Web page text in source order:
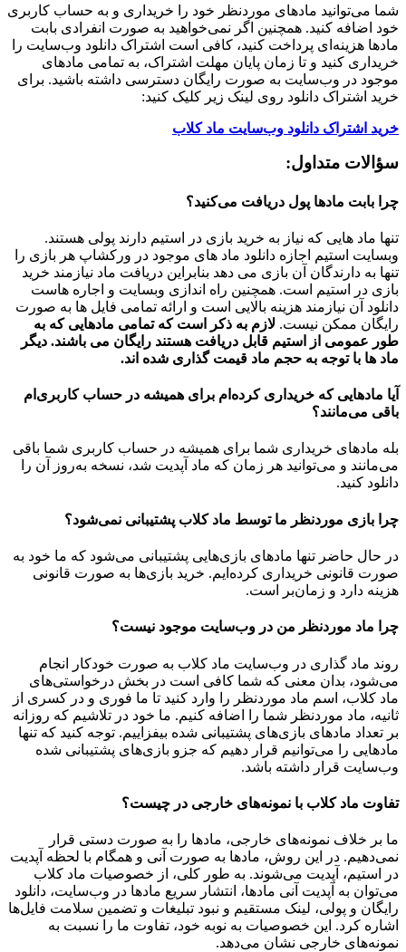
شما می‌توانید مادهای موردنظر خود را خریداری و به حساب کاربری
خود اضافه کنید. همچنین اگر نمی‌خواهید به صورت انفرادی بابت
مادها هزینه‌ای پرداخت کنید، کافی است اشتراک دانلود وب‌سایت را
خریداری کنید و تا زمان پایان مهلت اشتراک، به تمامی مادهای
موجود در وب‌سایت به صورت رایگان دسترسی داشته باشید. برای
خرید اشتراک دانلود روی لینک زیر کلیک کنید:
خرید اشتراک دانلود وب‌سایت ماد کلاب
سؤالات متداول:
چرا بابت مادها پول دریافت می‌کنید؟
تنها ماد هایی که نیاز به خرید بازی در استیم دارند پولی هستند.
وبسایت استیم اجازه دانلود ماد های موجود در ورکشاپ هر بازی را
تنها به دارندگان آن بازی می دهد بنابراین دریافت ماد نیازمند خرید
بازی در استیم است. همچنین راه اندازی وبسایت و اجاره هاست
دانلود آن نیازمند هزینه بالایی است و ارائه تمامی فایل ها به صورت
رایگان ممکن نیست. لازم به ذکر است که تمامی مادهایی که به
طور عمومی از استیم قابل دریافت هستند رایگان می باشند. دیگر
ماد ها با توجه به حجم ماد قیمت گذاری شده اند.
آیا مادهایی که خریداری کرده‌ام برای همیشه در حساب‌ کاربری‌ام
باقی می‌مانند؟
بله مادهای خریداری شما برای همیشه در حساب کاربری شما باقی
می‌مانند و می‌توانید هر زمان که ماد آپدیت شد، نسخه به‌روز آن را
دانلود کنید.
چرا بازی موردنظر ما توسط ماد کلاب پشتیبانی نمی‌شود؟
در حال حاضر تنها مادهای بازی‌هایی پشتیبانی می‌شود که ما خود به
صورت قانونی خریداری کرده‌ایم. خرید بازی‌ها به صورت قانونی
هزینه دارد و زمان‌بر است.
چرا ماد موردنظر من در وب‌سایت موجود نیست؟
روند ماد گذاری در وب‌سایت ماد کلاب به صورت خودکار انجام
می‌شود، بدان معنی که شما کافی است در بخش درخواستی‌های
ماد کلاب، اسم ماد موردنظر را وارد کنید تا ما فوری و در کسری از
ثانیه، ماد موردنظر شما را اضافه کنیم. ما خود در تلاشیم که روزانه
بر تعداد مادهای بازی‌های پشتیبانی شده بیفزاییم. توجه کنید که تنها
مادهایی را می‌توانیم قرار دهیم که جزو بازی‌های پشتیبانی شده
وب‌سایت قرار داشته باشد.
تفاوت ماد کلاب با نمونه‌های خارجی در چیست؟
ما بر خلاف نمونه‌های خارجی، مادها را به صورت دستی قرار
نمی‌دهیم. در این روش، مادها به صورت آنی و همگام با لحظه آپدیت
در استیم، آپدیت می‌شوند. به طور کلی، از خصوصیات ماد کلاب
می‌‌توان به آپدیت آنی مادها، انتشار سریع مادها در وب‌سایت، دانلود
رایگان و پولی، لینک مستقیم و نبود تبلیغات و تضمین سلامت فایل‌ها
اشاره کرد. این خصوصیات به نوبه خود، تفاوت ما را نسبت به
نمونه‌های خارجی نشان می‌دهد.